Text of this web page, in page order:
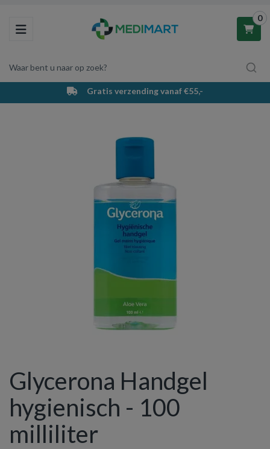
Toggle navigation
Waar bent u naar op zoek?
0
Winkelwagen
Uw winkelwagen is leeg.
Gratis verzending vanaf €55,-
Glycerona Handgel
hygienisch - 100
milliliter